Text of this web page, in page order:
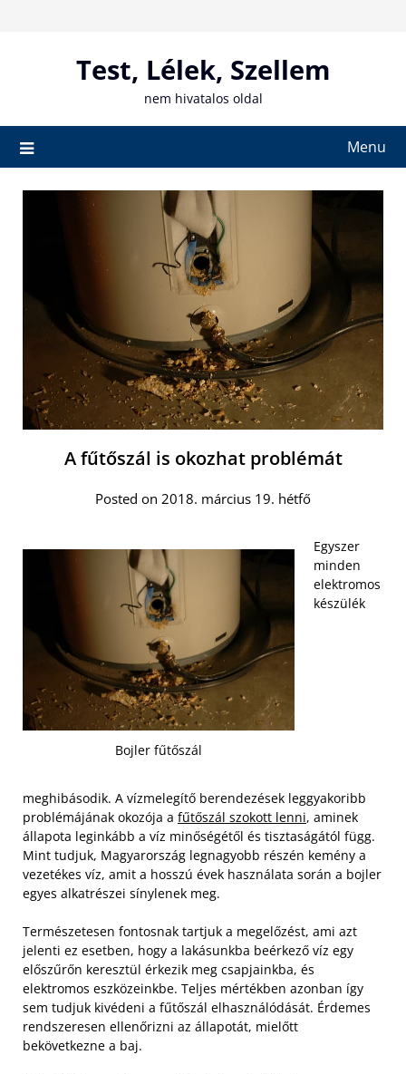
Test, Lélek, Szellem
nem hivatalos oldal
Menu
A fűtőszál is okozhat problémát
Posted on 2018. március 19. hétfő
Bojler fűtőszál
Egyszer
minden
elektromos
készülék
meghibásodik. A vízmelegítő berendezések leggyakoribb
problémájának okozója a fűtőszál szokott lenni, aminek
állapota leginkább a víz minőségétől és tisztaságától függ.
Mint tudjuk, Magyarország legnagyobb részén kemény a
vezetékes víz, amit a hosszú évek használata során a bojler
egyes alkatrészei sínylenek meg.
Természetesen fontosnak tartjuk a megelőzést, ami azt
jelenti ez esetben, hogy a lakásunkba beérkező víz egy
előszűrőn keresztül érkezik meg csapjainkba, és
elektromos eszközeinkbe. Teljes mértékben azonban így
sem tudjuk kivédeni a fűtőszál elhasználódását. Érdemes
rendszeresen ellenőrizni az állapotát, mielőtt
bekövetkezne a baj.